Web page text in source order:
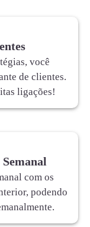
você
de clientes.
ligações!
com os
podendo